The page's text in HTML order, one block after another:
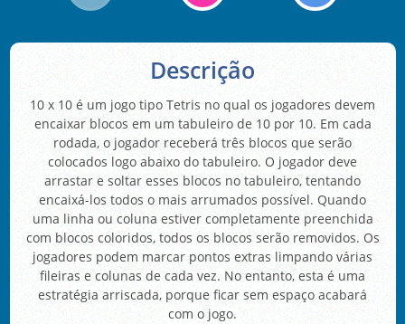
Descrição
10 x 10 é um jogo tipo Tetris no qual os jogadores devem
encaixar blocos em um tabuleiro de 10 por 10. Em cada
rodada, o jogador receberá três blocos que serão
colocados logo abaixo do tabuleiro. O jogador deve
arrastar e soltar esses blocos no tabuleiro, tentando
encaixá-los todos o mais arrumados possível. Quando
uma linha ou coluna estiver completamente preenchida
com blocos coloridos, todos os blocos serão removidos. Os
jogadores podem marcar pontos extras limpando várias
fileiras e colunas de cada vez. No entanto, esta é uma
estratégia arriscada, porque ficar sem espaço acabará
com o jogo.